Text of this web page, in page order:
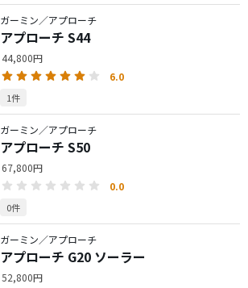
ガーミン／アプローチ
アプローチ S44
44,800円
6.0
1件
ガーミン／アプローチ
アプローチ S50
67,800円
0.0
0件
ガーミン／アプローチ
アプローチ G20 ソーラー
52,800円